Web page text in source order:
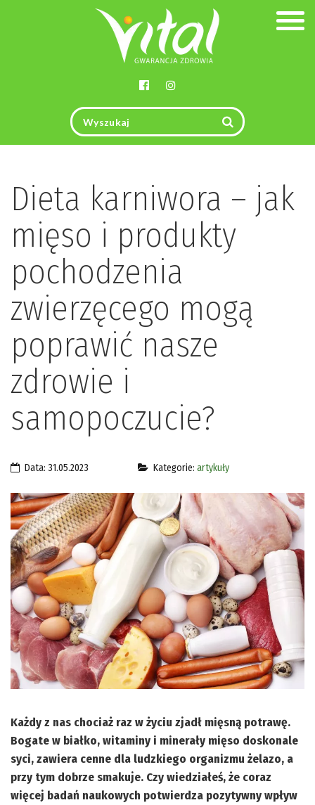
Dieta karniwora – jak
mięso i produkty
pochodzenia
zwierzęcego mogą
poprawić nasze
zdrowie i
samopoczucie?
Data: 31.05.2023 Kategorie: artykuły
Każdy z nas chociaż raz w życiu zjadł mięsną potrawę.
Bogate w białko, witaminy i minerały mięso doskonale
syci, zawiera cenne dla ludzkiego organizmu żelazo, a
przy tym dobrze smakuje. Czy wiedziałeś, że coraz
więcej badań naukowych potwierdza pozytywny wpływ